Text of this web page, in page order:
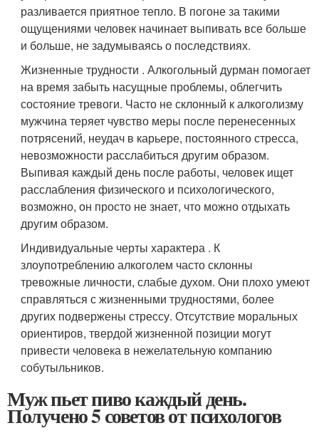
разливается приятное тепло. В погоне за такими
ощущениями человек начинает выпивать все больше
и больше, не задумываясь о последствиях.
Жизненные трудности . Алкогольный дурман помогает
на время забыть насущные проблемы, облегчить
состояние тревоги. Часто не склонный к алкоголизму
мужчина теряет чувство меры после перенесенных
потрясений, неудач в карьере, постоянного стресса,
невозможности расслабиться другим образом.
Выпивая каждый день после работы, человек ищет
расслабления физического и психологического,
возможно, он просто не знает, что можно отдыхать
другим образом.
Индивидуальные черты характера . К
злоупотреблению алкоголем часто склонны
тревожные личности, слабые духом. Они плохо умеют
справляться с жизненными трудностями, более
других подвержены стрессу. Отсутствие моральных
ориентиров, твердой жизненной позиции могут
привести человека в нежелательную компанию
собутыльников.
Муж пьет пиво каждый день.
Получено 5 советов от психологов